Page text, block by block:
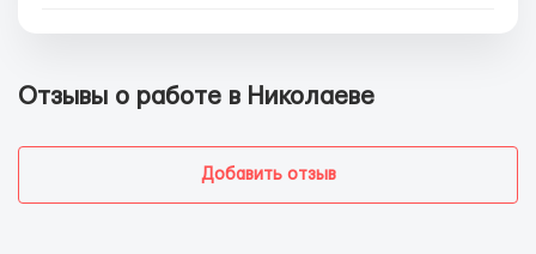
Отзывы о работе в Николаеве
Добавить отзыв